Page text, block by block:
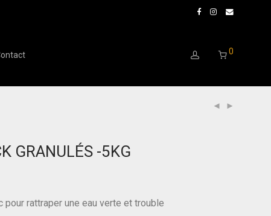
0
GRANULÉS -5KG
pour rattraper une eau verte et trouble